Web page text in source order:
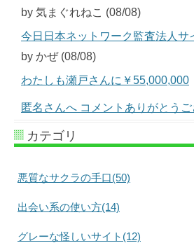
by 気まぐれねこ (08/08)
今日日本ネットワーク監査法人サ
by かぜ (08/08)
わたしも瀬戸さんに￥55,000,000
匿名さんへ コメントありがとうご
カテゴリ
悪質なサクラの手口(50)
出会い系の使い方(14)
グレーな怪しいサイト(12)